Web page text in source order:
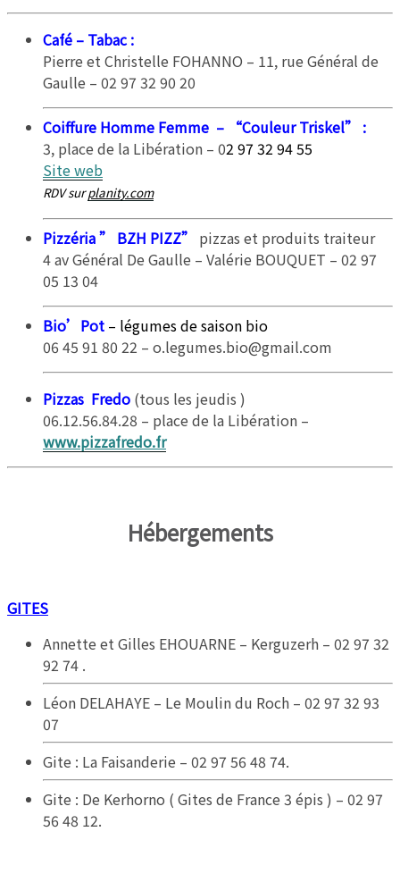
Café – Tabac:
Pierre et Christelle FOHANNO – 11, rue Général de
Gaulle – 02 97 32 90 20
Coiffure Homme Femme – “Couleur Triskel” :
3, place de la Libération – 02 97 32 94 55
Site web
RDV surplanity.com
Pizzéria” BZH PIZZ” pizzas et produits traiteur
4 av Général De Gaulle – Valérie BOUQUET – 02 97
05 13 04
Bio’Pot – légumes de saison bio
06 45 91 80 22 – o.legumes.bio@gmail.com
Pizzas Fredo (tous les jeudis )
06.12.56.84.28 – place de la Libération –
www.pizzafredo.fr
Hébergements
GITES
Annette et Gilles EHOUARNE – Kerguzerh – 02 97 32
92 74 .
Léon DELAHAYE – Le Moulin du Roch – 02 97 32 93
07
Gite : La Faisanderie – 02 97 56 48 74.
Gite : De Kerhorno ( Gites de France 3 épis ) – 02 97
56 48 12.